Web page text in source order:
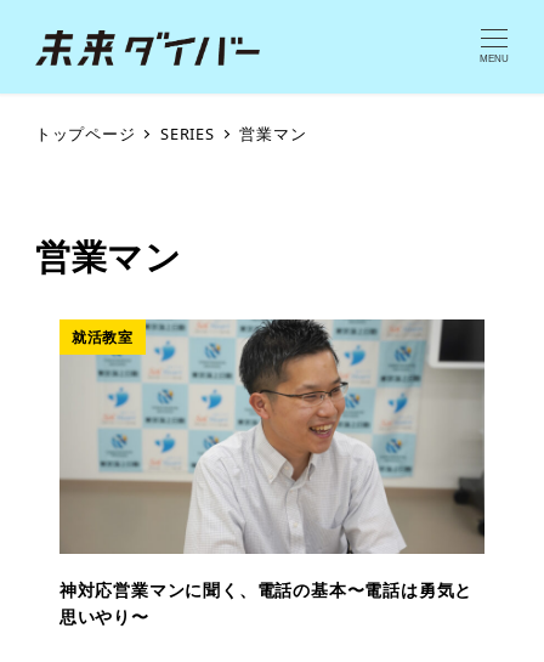
MENU
トップページ SERIES 営業マン
営業マン
就活教室
神対応営業マンに聞く、電話の基本〜電話は勇気と
思いやり〜